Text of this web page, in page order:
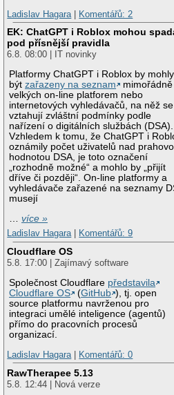
Ladislav Hagara
Komentářů: 2
EK: ChatGPT i Roblox mohou
pod přísnější pravidla
6.8. 08:00 | IT novinky
Platformy ChatGPT i Roblox by mohly
býtzařazeny na seznam
mimořádně
velkých on-line platforem nebo
internetových vyhledávačů, na něž se
vztahují zvláštní podmínky podle
nařízení o digitálních službách (DSA).
Vzhledem k tomu, že ChatGPT i
oznámily počet uživatelů nad
hodnotou DSA, je toto označení
„rozhodně možné“ a mohlo by „přijít
dříve či později“. On-line platformy a
vyhledávače zařazené na seznamy
musejí
…více »
Ladislav Hagara| Komentářů: 9
Cloudflare OS
5.8. 17:00 | Zajímavý software
Společnost Cloudflare představila
Cloudflare OS
(GitHub ), tj. open
source platformu navrženou pro
integraci umělé inteligence (agentů)
přímo do pracovních procesů
organizací.
Ladislav Hagara| Komentářů: 0
RawTherapee 5.13
5.8. 12:44 | Nová verze